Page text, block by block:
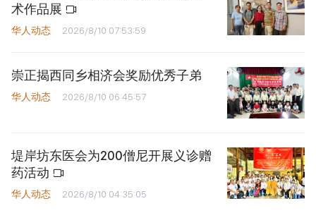
术作品展
华人动态 2026/8/10 07:53:59
崇正揭西同乡相济会奖励优秀子弟
华人动态 2026/8/10 06:45:57
堤岸坊东医会为200僧尼开展义诊赠
药活动
华人动态 2026/8/10 04:35:05